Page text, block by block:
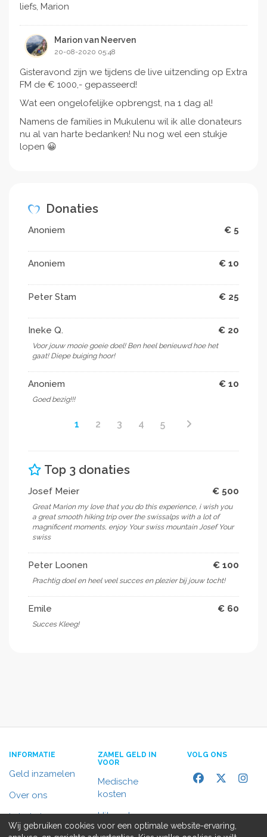
liefs, Marion
Marion van Neerven
20-08-2020 05:48
Gisteravond zijn we tijdens de live uitzending op Extra
FM de € 1000,- gepasseerd!
Wat een ongelofelijke opbrengst, na 1 dag al!
Namens de families in Mukulenu wil ik alle donateurs
nu al van harte bedanken! Nu nog wel een stukje
lopen 😀
Donaties
Anoniem € 5
Anoniem € 10
Peter Stam € 25
Ineke Q. € 20
Voor jouw mooie goeie doel! Ben heel benieuwd hoe het
gaat! Diepe buiging hoor!
Anoniem € 10
Goed bezig!!!
1 2 3 4 5
Top 3 donaties
Josef Meier € 500
Great Marion my love that you do this experience, i wish you
a great smooth hiking trip over the swissalps with a lot of
magnificent moments, enjoy Your swiss mountain Josef Your
swiss
Peter Loonen € 100
Prachtig doel en heel veel succes en plezier bij jouw tocht!
Emile € 60
Succes Kleeg!
INFORMATIE
Geld inzamelen
Over ons
In het nieuws
ZAMEL GELD IN
VOOR
Medische
kosten
Uitvaart
VOLG ONS
Wij gebruiken cookies voor een optimale website-ervaring,